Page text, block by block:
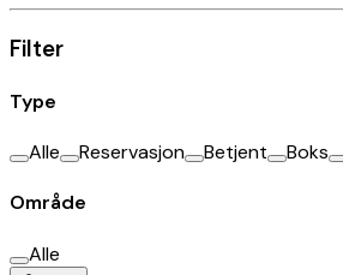
Filter
Type
Alle Reservasjon Betjent Boks
Område
Alle